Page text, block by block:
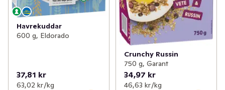
Havrekuddar
600 g, Eldorado
37,81 kr
63,02 kr /kg
Crunchy Russin
750 g, Garant
34,97 kr
46,63 kr /kg